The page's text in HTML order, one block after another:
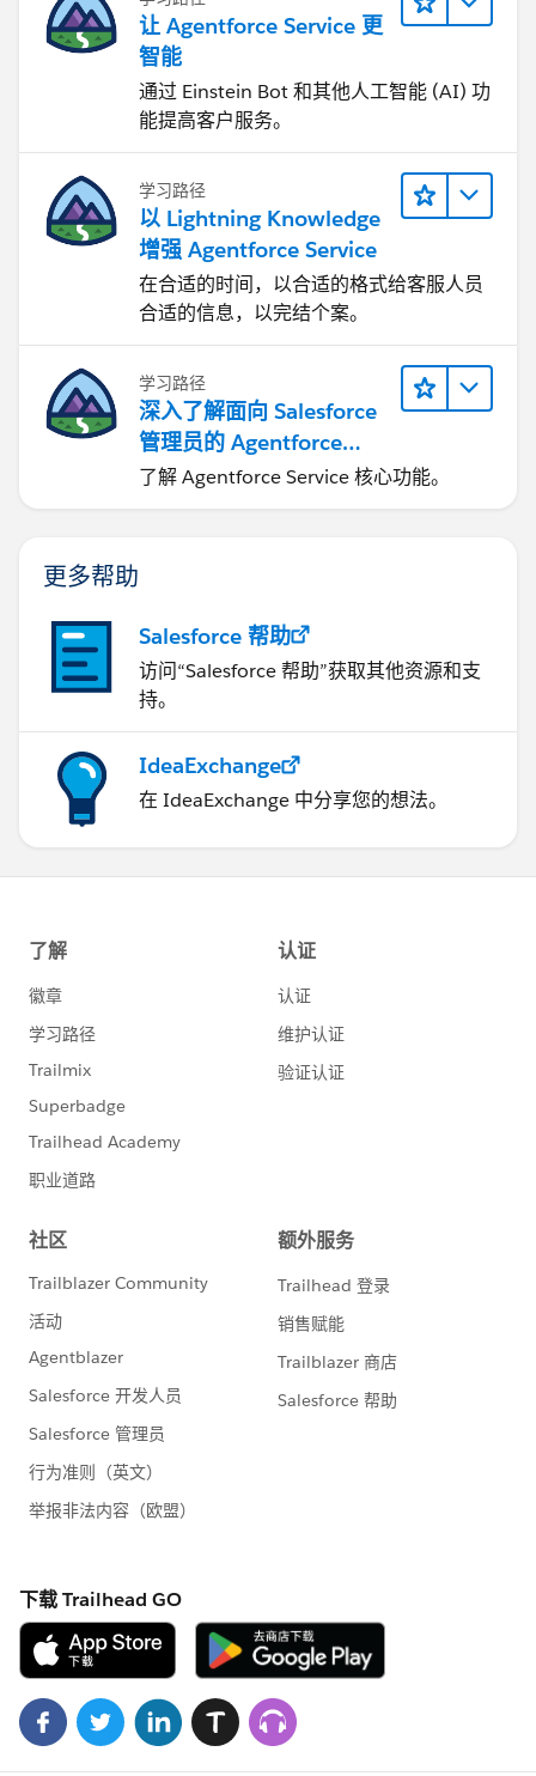
让 Agentforce Service 更
智能
通过 Einstein Bot 和其他人工智能 (AI) 功
能提高客户服务。
学习路径
以 Lightning Knowledge
增强 Agentforce Service
在合适的时间，以合适的格式给客服人员
合适的信息，以完结个案。
学习路径
深入了解面向 Salesforce
管理员的 Agentforce
Service
了解 Agentforce Service 核心功能。
更多帮助
Salesforce 帮助
访问“Salesforce 帮助”获取其他资源和支
持。
IdeaExchange
在 IdeaExchange 中分享您的想法。